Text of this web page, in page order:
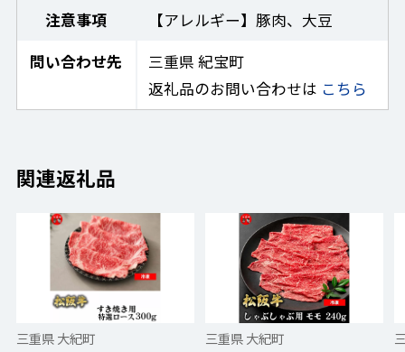
注意事項
【アレルギー】豚肉、大豆
問い合わせ先
三重県 紀宝町
返礼品のお問い合わせは こちら
関連返礼品
三重県 大紀町 三重県 大紀町